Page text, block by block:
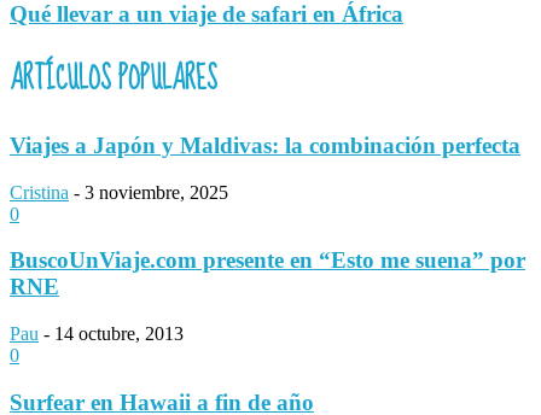
Qué llevar a un viaje de safari en África
ARTÍCULOS POPULARES
Viajes a Japón y Maldivas: la combinación perfecta
Cristina - 3 noviembre, 2025
0
BuscoUnViaje.com presente en “Esto me suena” por
RNE
Pau - 14 octubre, 2013
0
Surfear en Hawaii a fin de año